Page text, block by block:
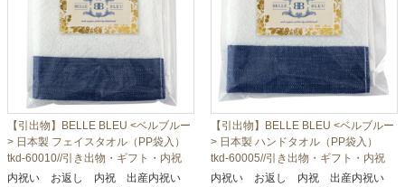
【引出物】BELLE BLEU <ベルブルー
> 日本製 フェイスタオル（PP袋入）
tkd-60010//引き出物・ギフト・内祝
い・お中元・お歳暮等に
内祝い お返し 内祝 出産内祝い
【引出物】BELLE BLEU <ベルブルー
> 日本製 ハンドタオル（PP袋入）
tkd-60005//引き出物・ギフト・内祝
い・お中元・お歳暮等に
内祝い お返し 内祝 出産内祝い